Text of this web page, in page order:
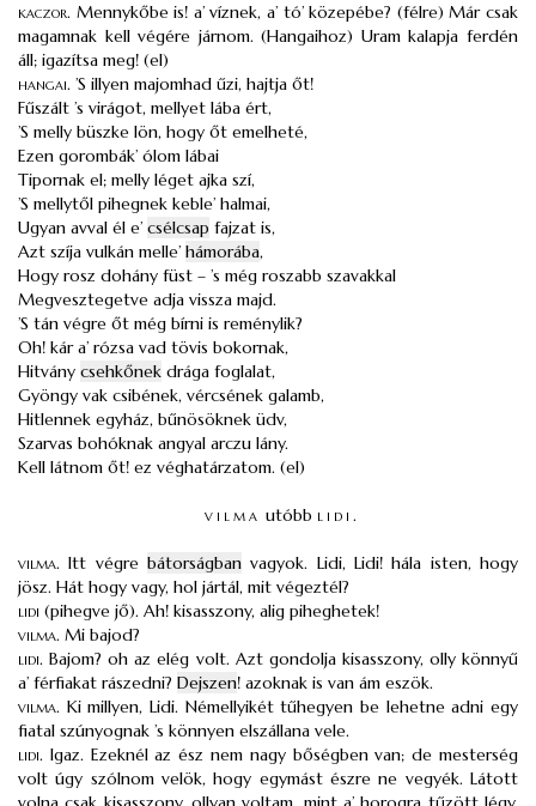
kaczor. Mennykőbe is! a’ víznek, a’ tó’ közepébe? (félre) Már csak
magamnak kell végére járnom. (Hangaihoz) Uram kalapja ferdén
áll; igazítsa meg! (el)
hangai. ’S illyen majomhad űzi, hajtja őt!
Fűszált ’s virágot, mellyet lába ért,
’S melly büszke lön, hogy őt emelheté,
Ezen gorombák’ ólom lábai
Tipornak el; melly léget ajka szí,
’S mellytől pihegnek keble’ halmai,
Ugyan avval él e’ csélcsap fajzat is,
Azt szíja vulkán melle’ hámorába,
Hogy rosz dohány füst – ’s még roszabb szavakkal
Megvesztegetve adja vissza majd.
’S tán végre őt még bírni is reménylik?
Oh! kár a’ rózsa vad tövis bokornak,
Hitvány csehkőnek drága foglalat,
Gyöngy vak csibének, vércsének galamb,
Hitlennek egyház, bűnösöknek üdv,
Szarvas bohóknak angyal arczu lány.
Kell látnom őt! ez véghatárzatom. (el)
vilma utóbb lidi .
vilma.Itt végrebátorságban vagyok. Lidi, Lidi! hála isten, hogy
jösz. Hát hogy vagy, hol jártál, mit végeztél?
lidi (pihegve jő). Ah! kisasszony, alig piheghetek!
vilma. Mi bajod?
lidi.Bajom? oh az elég volt. Azt gondolja kisasszony, olly könnyű
a’ férfiakat rászedni? Dejszen! azoknak is van ám eszök.
vilma. Ki millyen, Lidi. Némellyikét tűhegyen be lehetne adni egy
fiatal szúnyognak ’s könnyen elszállana vele.
lidi. Igaz. Ezeknél az ész nem nagy bőségben van; de mesterség
volt úgy szólnom velök, hogy egymást észre ne vegyék. Látott